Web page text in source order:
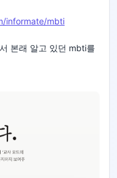
informate/mbti
본래 알고 있던 mbti를